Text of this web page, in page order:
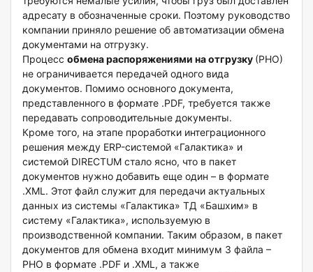
адресату в обозначенные сроки. Поэтому руководство
компании приняло решение об автоматизации обмена
документами на отгрузку.
Процесс обмена распоряжениями на отгрузку (РНО)
не ограничивается передачей одного вида
документов. Помимо основного документа,
представленного в формате .PDF, требуется также
передавать сопроводительные документы.
Кроме того, на этапе проработки интеграционного
решения между ERP-системой «Галактика» и
системой DIRECTUM стало ясно, что в пакет
документов нужно добавить еще один – в формате
.XML. Этот файл служит для передачи актуальных
данных из системы «Галактика» ТД «Башхим» в
систему «Галактика», используемую в
производственной компании. Таким образом, в пакет
документов для обмена входит минимум 3 файла –
РНО в формате .PDF и .XML, а также